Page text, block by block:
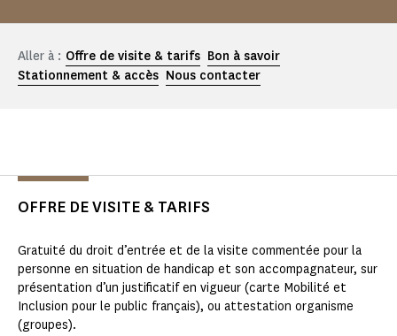
Aller à : Offre de visite & tarifs Bon à savoir
Stationnement & accès Nous contacter
OFFRE DE VISITE & TARIFS
Gratuité du droit d’entrée et de la visite commentée pour la
personne en situation de handicap et son accompagnateur, sur
présentation d’un justificatif en vigueur (carte Mobilité et
Inclusion pour le public français), ou attestation organisme
(groupes).